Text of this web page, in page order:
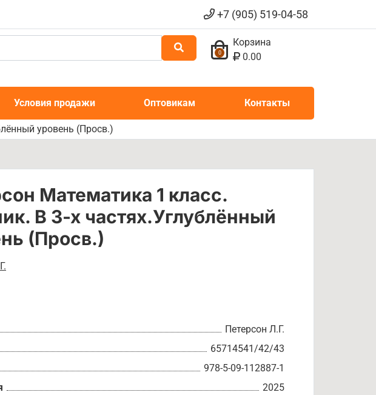
+7 (905) 519-04-58
0
Корзина
0.00
Условия продажи Оптовикам Контакты
уровень (Просв.)
Математика 1 класс.
В 3-х частях.Углублённый
(Просв.)
Петерсон Л.Г.
65714541/42/43
978-5-09-112887-1
2025